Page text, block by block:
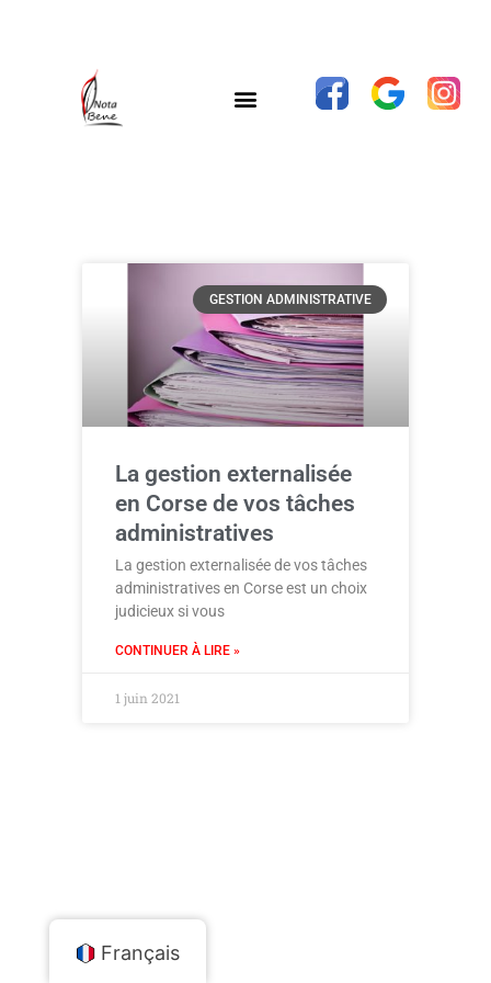
GESTION ADMINISTRATIVE
La gestion externalisée
en Corse de vos tâches
administratives
La gestion externalisée de vos tâches
administratives en Corse est un choix
judicieux si vous
CONTINUER À LIRE »
1 juin 2021
Français